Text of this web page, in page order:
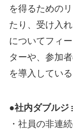
を得るための
たり、受け入
についてフィ
ターや、参加
を導入してい
●社内ダブルジ
・社員の非連